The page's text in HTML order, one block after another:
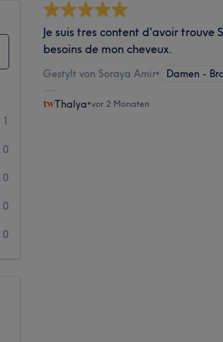
1
0
0
0
0
Je suis tres content d'avoir trouve
besoins de mon cheveux.
Gestylt von Soraya Amir• Damen -
Thalya•vor 2 Monaten